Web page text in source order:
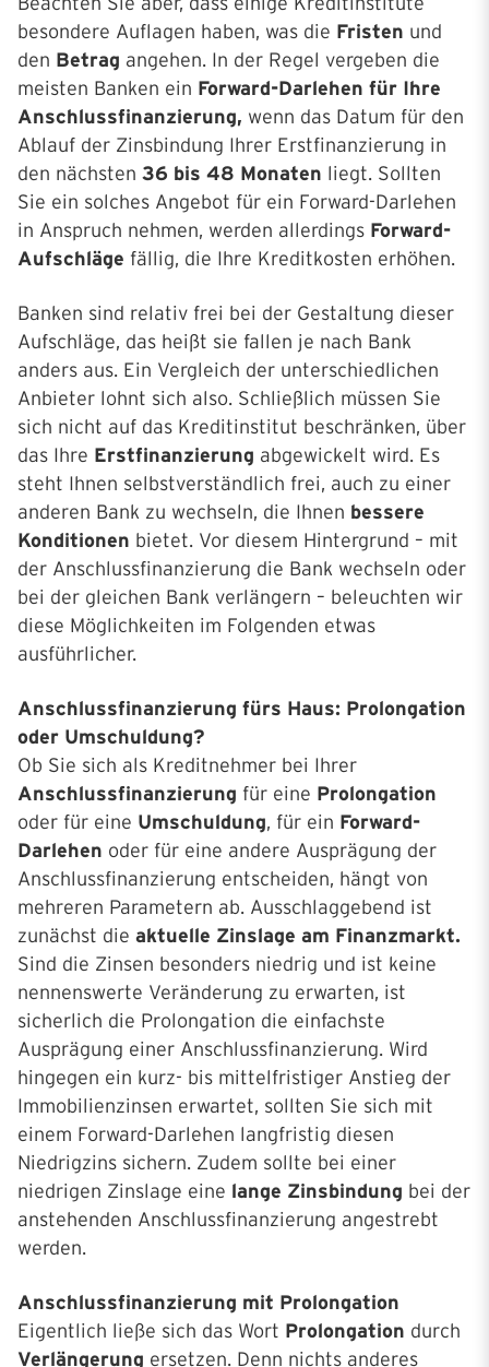
besondere Auflagen haben, was die Fristen und
den Betrag angehen. In der Regel vergeben die
meisten Banken ein Forward-Darlehen für Ihre
Anschlussfinanzierung, wenn das Datum für den
Ablauf der Zinsbindung Ihrer Erstfinanzierung in
den nächsten 36 bis 48 Monaten liegt. Sollten
Sie ein solches Angebot für ein Forward-Darlehen
in Anspruch nehmen, werden allerdings Forward-
Aufschläge fällig, die Ihre Kreditkosten erhöhen.
Banken sind relativ frei bei der Gestaltung dieser
Aufschläge, das heißt sie fallen je nach Bank
anders aus. Ein Vergleich der unterschiedlichen
Anbieter lohnt sich also. Schließlich müssen Sie
sich nicht auf das Kreditinstitut beschränken, über
das Ihre Erstfinanzierung abgewickelt wird. Es
steht Ihnen selbstverständlich frei, auch zu einer
anderen Bank zu wechseln, die Ihnen bessere
Konditionen bietet. Vor diesem Hintergrund – mit
der Anschlussfinanzierung die Bank wechseln oder
bei der gleichen Bank verlängern – beleuchten wir
diese Möglichkeiten im Folgenden etwas
ausführlicher.
Anschlussfinanzierung fürs Haus: Prolongation
oder Umschuldung?
Ob Sie sich als Kreditnehmer bei Ihrer
Anschlussfinanzierung für eine Prolongation
oder für eine Umschuldung, für ein Forward-
Darlehen oder für eine andere Ausprägung der
Anschlussfinanzierung entscheiden, hängt von
mehreren Parametern ab. Ausschlaggebend ist
zunächst die aktuelle Zinslage am Finanzmarkt.
Sind die Zinsen besonders niedrig und ist keine
nennenswerte Veränderung zu erwarten, ist
sicherlich die Prolongation die einfachste
Ausprägung einer Anschlussfinanzierung. Wird
hingegen ein kurz- bis mittelfristiger Anstieg der
Immobilienzinsen erwartet, sollten Sie sich mit
einem Forward-Darlehen langfristig diesen
Niedrigzins sichern. Zudem sollte bei einer
niedrigen Zinslage eine lange Zinsbindung bei der
anstehenden Anschlussfinanzierung angestrebt
werden.
Anschlussfinanzierung mit Prolongation
Eigentlich ließe sich das Wort Prolongation durch
Verlängerung ersetzen. Denn nichts anderes